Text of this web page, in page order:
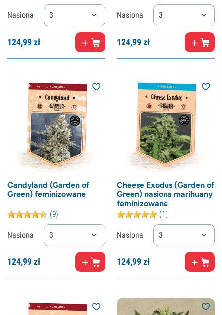
Nasiona 3
124,99zł
Nasiona 3
124,99zł
Candyland (Garden of
Green) feminizowane
(9)
Nasiona 3
124,99zł
Cheese Exodus (Garden of
Green) nasiona marihuany
feminizowane
(1)
Nasiona 3
124,99zł